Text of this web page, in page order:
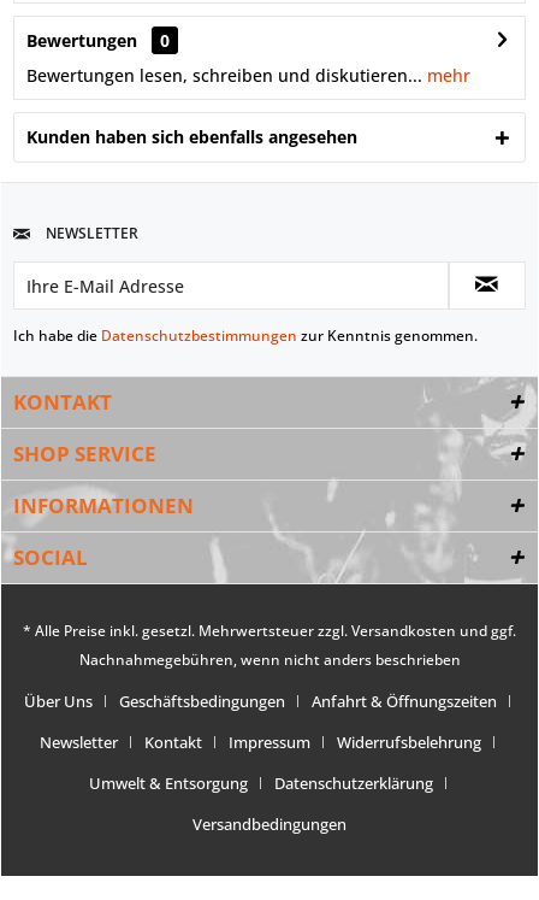
Bewertungen
0
Bewertungen lesen, schreiben und diskutieren... mehr
Kunden haben sich ebenfalls angesehen
NEWSLETTER
Ich habe die Datenschutzbestimmungen zur Kenntnis genommen.
KONTAKT
SHOP SERVICE
INFORMATIONEN
SOCIAL
* Alle Preise inkl. gesetzl. Mehrwertsteuer zzgl.Versandkosten und ggf.
Nachnahmegebühren, wenn nicht anders beschrieben
Über Uns Geschäftsbedingungen
Anfahrt & Öffnungszeiten
Newsletter
Kontakt Impressum
Widerrufsbelehrung
Umwelt & Entsorgung
Datenschutzerklärung
Versandbedingungen